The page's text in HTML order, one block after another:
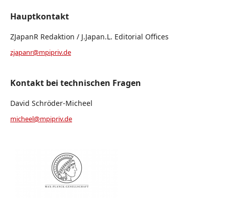
Hauptkontakt
ZJapanR Redaktion / J.Japan.L. Editorial Offices
zjapanr@mpipriv.de
Kontakt bei technischen Fragen
David Schröder-Micheel
micheel@mpipriv.de